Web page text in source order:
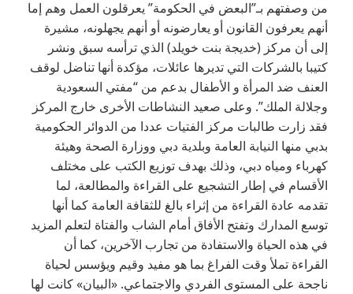
من وصفتهم بـ”البعض في الحكومة” يعرقلون العمل وهم إما
أنهم يعرفون القانون أو يعارضونه أو أنهم يجهلونه، مشيرة
إلى أن مركز (خديجة بنت خويلد) الذي ترأسه سبق ونشر
كتيبا بالشركات التي تديرها عائلات، مؤكدة أنها تناضل لوقف
العنف ضد المرأة و الأطفال بدعم من “مفتي السعودية
وجلالة الملك”. وعلى صعيد النشاطات الأخرى خارج المركز
فقد زارت طالبات مركز الفتيات عددا من الدوائر الحكومية
بدبي منها النيابة العامة وبلدية دبي ووزارة الصحة وهيئة
كهرباء ومياه دبي، وذلك بهدف توزيع الكتب على مختلف
الأقسام في إطار التشجيع على القراءة والمطالعة، لما
تقدمه عادة القراءة من إثراء بالغ للثقافة العامة كما أنها
توسع المدارك وتفتح الأفاق أمام الشاب والفتاة لتعلم المزيد
في هذه الحياة والاستفادة من تجارب الآخرين، كما أن
القراءة تملأ وقت الفراغ بما هو مفيد وقيم ويؤسس لحياة
ناجحة على المستوى الفردي والاجتماعي. «البيان» كانت لها